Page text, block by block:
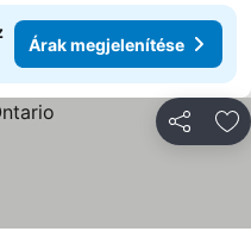
Árak megjelenítése